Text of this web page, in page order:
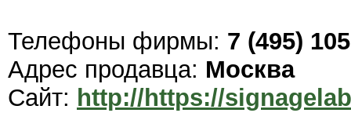
Телефоны фирмы: 7 (495)
Адрес продавца: Москва
Сайт: http://https://